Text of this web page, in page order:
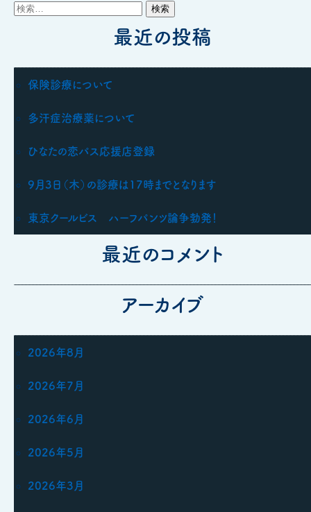
検
最近の投稿
保険診療について
多汗症治療薬について
ひなたの恋パス応援店登録
9月3日（木）の診療は17時までとなります
東京クールビス ハーフパンツ論争勃発！
最近のコメント
アーカイブ
2026年8月
2026年7月
2026年6月
2026年5月
2026年3月